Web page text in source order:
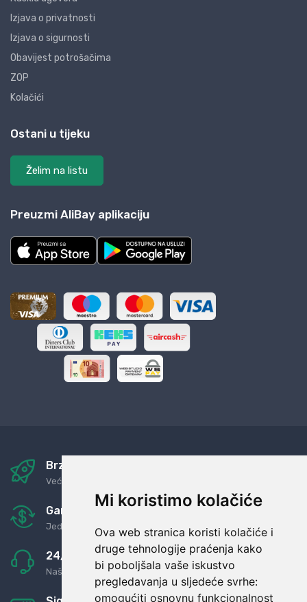
Mi koristimo kolačiće
Ova web stranica koristi kolačiće i
druge tehnologije praćenja kako
bi poboljšala vaše iskustvo
pregledavanja u sljedeće svrhe:
omogućiti osnovnu funkcionalnost
Izjava o privatnosti
Izjava o sigurnosti
Obavijest potrošačima
ZOP
Kolačići
Ostani u tijeku
Želim na listu
Preuzmi AliBay aplikaciju
Brza i sigurna dostava
Već za nekoliko dana kod vas
Garancija u povrat novaca
Jednostavno pravilo: Roba za novac
24/7 odlična podrška
Naši agenti uvijek na raspolaganju